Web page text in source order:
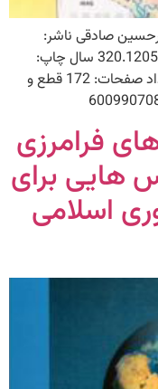
صادقی ناشر:
فرهنگ عامه زبان: فارسی رده‌بندی دیویی: 320.12055 سال چاپ:
1397 نوبت چاپ: 1 تیراژ: 1000 نسخه تعداد صفحات: 172 قطع و
فرامرزی
هایی برای
اسلامی